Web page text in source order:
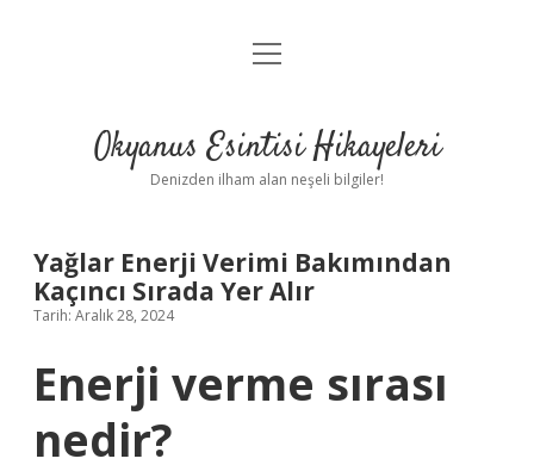
Anasayfa
Yasal Uyarı
menüyü
Okyanus Esintisi Hikayeleri
Denizden ilham alan neşeli bilgiler!
Yağlar Enerji Verimi Bakımından
Kaçıncı Sırada Yer Alır
Tarih: Aralık 28, 2024
Enerji verme sırası
nedir?